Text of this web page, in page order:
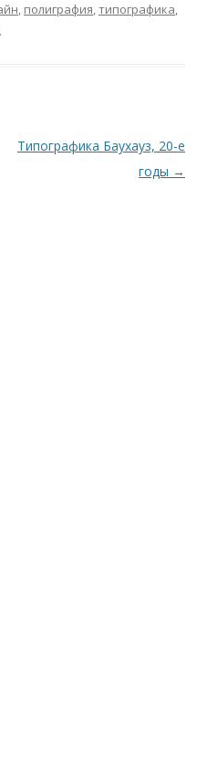
, полиграфия,типографика,
.
Типографика Баухауз, 20-е
годы →